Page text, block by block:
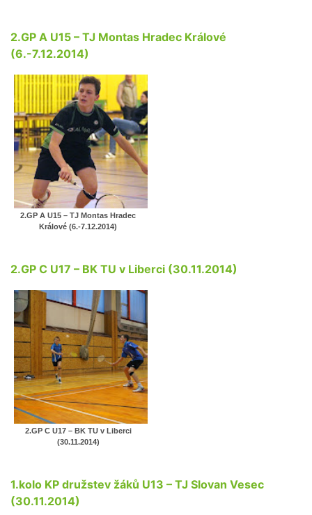
2.GP A U15 – TJ Montas Hradec Králové
(6.-7.12.2014)
2.GP A U15 – TJ Montas Hradec
Králové (6.-7.12.2014)
2.GP C U17 – BK TU v Liberci (30.11.2014)
2.GP C U17 – BK TU v Liberci
(30.11.2014)
1.kolo KP družstev žáků U13 – TJ Slovan Vesec
(30.11.2014)